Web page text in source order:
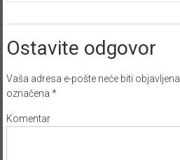
Ostavite odgovor
Vaša adresa e-pošte neće biti objavljena.
označena *
Komentar